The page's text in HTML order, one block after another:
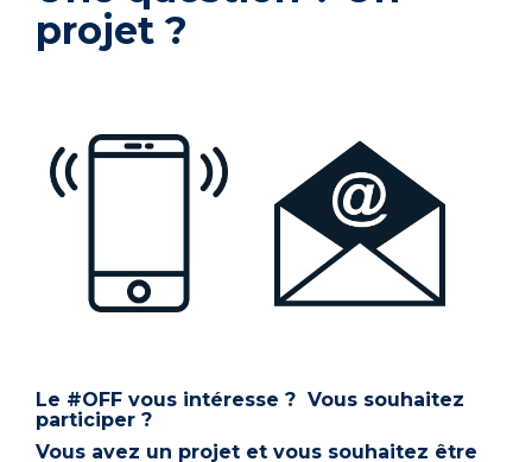
projet ?
Le #OFF vous intéresse ? Vous souhaitez
participer ?
Vous avez un projet et vous souhaitez être